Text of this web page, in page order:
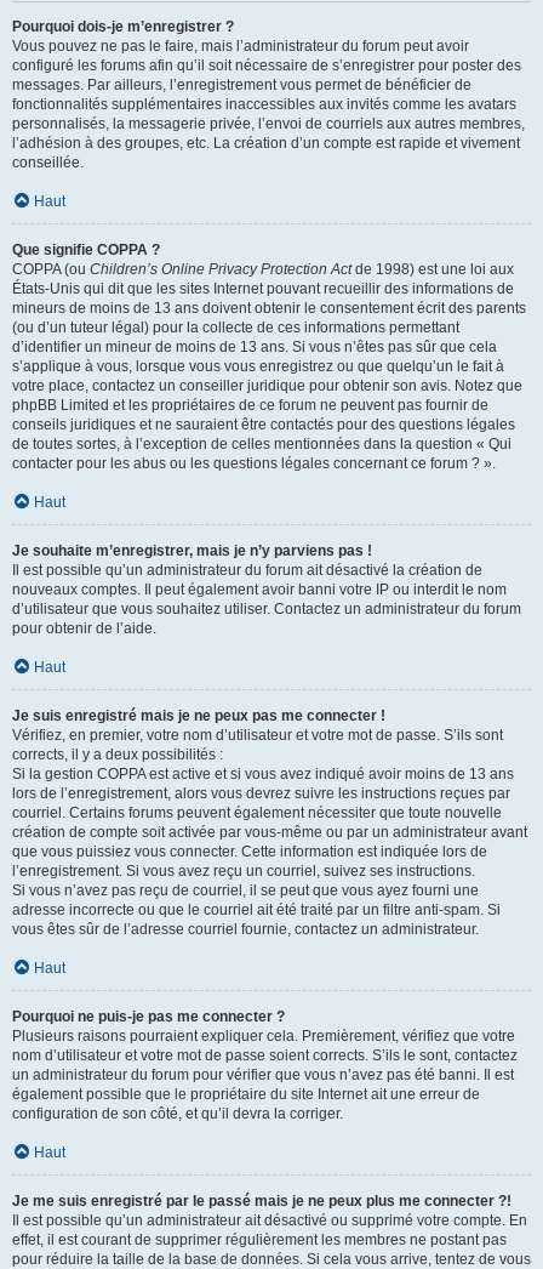
Pourquoi dois-je m’enregistrer ?
Vous pouvez ne pas le faire, mais l’administrateur du forum peut avoir
configuré les forums afin qu’il soit nécessaire de s’enregistrer pour poster des
messages. Par ailleurs, l’enregistrement vous permet de bénéficier de
fonctionnalités supplémentaires inaccessibles aux invités comme les avatars
personnalisés, la messagerie privée, l’envoi de courriels aux autres membres,
l’adhésion à des groupes, etc. La création d’un compte est rapide et vivement
conseillée.
Haut
Que signifie COPPA ?
COPPA (ou Children’s Online Privacy Protection Actde 1998) est une loi aux
États-Unis qui dit que les sites Internet pouvant recueillir des informations de
mineurs de moins de 13 ans doivent obtenir le consentement écrit des parents
(ou d’un tuteur légal) pour la collecte de ces informations permettant
d’identifier un mineur de moins de 13 ans. Si vous n’êtes pas sûr que cela
s’applique à vous, lorsque vous vous enregistrez ou que quelqu’un le fait à
votre place, contactez un conseiller juridique pour obtenir son avis. Notez que
phpBB Limited et les propriétaires de ce forum ne peuvent pas fournir de
conseils juridiques et ne sauraient être contactés pour des questions légales
de toutes sortes, à l’exception de celles mentionnées dans la question « Qui
contacter pour les abus ou les questions légales concernant ce forum ? ».
Haut
Je souhaite m’enregistrer, mais je n’y parviens pas !
Il est possible qu’un administrateur du forum ait désactivé la création de
nouveaux comptes. Il peut également avoir banni votre IP ou interdit le nom
d’utilisateur que vous souhaitez utiliser. Contactez un administrateur du forum
pour obtenir de l’aide.
Haut
Je suis enregistré mais je ne peux pas me connecter !
Vérifiez, en premier, votre nom d’utilisateur et votre mot de passe. S’ils sont
corrects, il y a deux possibilités :
Si la gestion COPPA est active et si vous avez indiqué avoir moins de 13 ans
lors de l’enregistrement, alors vous devrez suivre les instructions reçues par
courriel. Certains forums peuvent également nécessiter que toute nouvelle
création de compte soit activée par vous-même ou par un administrateur avant
que vous puissiez vous connecter. Cette information est indiquée lors de
l’enregistrement. Si vous avez reçu un courriel, suivez ses instructions.
Si vous n’avez pas reçu de courriel, il se peut que vous ayez fourni une
adresse incorrecte ou que le courriel ait été traité par un filtre anti-spam. Si
vous êtes sûr de l’adresse courriel fournie, contactez un administrateur.
Haut
Pourquoi ne puis-je pas me connecter ?
Plusieurs raisons pourraient expliquer cela. Premièrement, vérifiez que votre
nom d’utilisateur et votre mot de passe soient corrects. S’ils le sont, contactez
un administrateur du forum pour vérifier que vous n’avez pas été banni. Il est
également possible que le propriétaire du site Internet ait une erreur de
configuration de son côté, et qu’il devra la corriger.
Haut
Je me suis enregistré par le passé mais je ne peux plus me connecter ?!
Il est possible qu’un administrateur ait désactivé ou supprimé votre compte. En
effet, il est courant de supprimer régulièrement les membres ne postant pas
pour réduire la taille de la base de données. Si cela vous arrive, tentez de vous